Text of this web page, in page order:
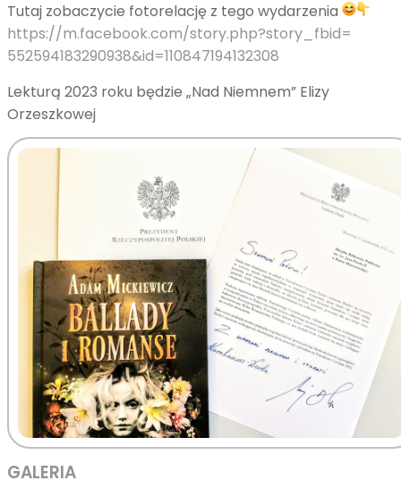
Tutaj zobaczycie fotorelację z tego wydarzenia
https://m.facebook.com/story.php?story_fbid=
552594183290938&id=110847194132308
Lekturą 2023 roku będzie „Nad Niemnem” Elizy
Orzeszkowej
GALERIA